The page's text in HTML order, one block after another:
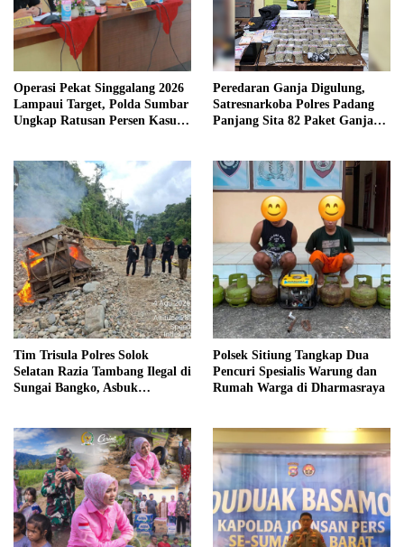
Operasi Pekat Singgalang 2026
Lampaui Target, Polda Sumbar
Ungkap Ratusan Persen Kasus
Peredaran Ganja Digulung,
Satresnarkoba Polres Padang
Panjang Sita 82 Paket Ganja
Tim Trisula Polres Solok
Selatan Razia Tambang Ilegal di
Sungai Bangko, Asbuk
Polsek Sitiung Tangkap Dua
Pencuri Spesialis Warung dan
Rumah Warga di Dharmasraya